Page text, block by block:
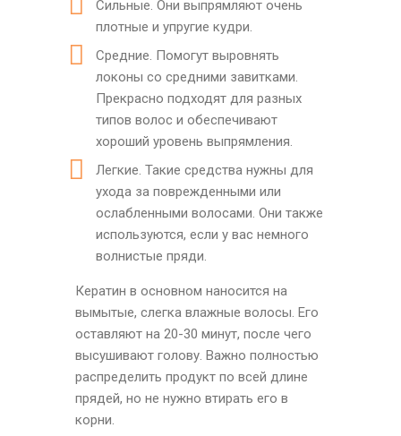
Сильные. Они выпрямляют очень
плотные и упругие кудри.
Средние. Помогут выровнять
локоны со средними завитками.
Прекрасно подходят для разных
типов волос и обеспечивают
хороший уровень выпрямления.
Легкие. Такие средства нужны для
ухода за поврежденными или
ослабленными волосами. Они также
используются, если у вас немного
волнистые пряди.
Кератин в основном наносится на
вымытые, слегка влажные волосы. Его
оставляют на 20-30 минут, после чего
высушивают голову. Важно полностью
распределить продукт по всей длине
прядей, но не нужно втирать его в
корни.